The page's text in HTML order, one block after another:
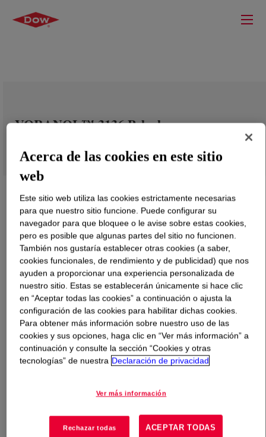
VORANOL™ 3136 Polyol
Qué esVORANOL™ 3136 Polyol?
Un heteropolímero triol iniciado con glicerina con un
peso molecular nominal de 3000 Da. Producto sin BHT
que se puede utilizar en la fabricación comercial de una
amplia gama de espumas flexibles (slabstock) de
Acerca de las cookies en este sitio
web
Este sitio web utiliza las cookies estrictamente necesarias
para que nuestro sitio funcione. Puede configurar su
navegador para que bloquee o le avise sobre estas cookies,
pero es posible que algunas partes del sitio no funcionen.
También nos gustaría establecer otras cookies (a saber,
cookies funcionales, de rendimiento y de publicidad) que nos
ayuden a proporcionar una experiencia personalizada de
nuestro sitio. Estas se establecerán únicamente si hace clic
en “Aceptar todas las cookies” a continuación o ajusta la
configuración de las cookies para habilitar dichas cookies.
Para obtener más información sobre nuestro uso de las
cookies y sus opciones, haga clic en “Ver más información” a
continuación y consulte la sección “Cookies y otras
tecnologías” de nuestra Declaración de privacidad
Ver más información
Rechazar todas ACEPTAR TODAS